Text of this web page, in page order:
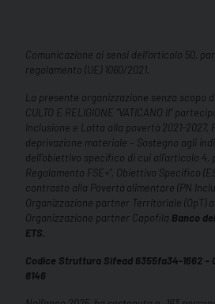
Comunicazione ai sensi dell’articolo 50,
regolamento (UE) 1060/2021.
La presente organizzazione senza scopo
CULTO E RELIGIONE “VATICANO II”
Inclusione e Lotta alla povertà 2021-2027,
deprivazione materiale – Sostegno agli
dell’obiettivo specifico di cui all’articolo 4,
Regolamento FSE+”, Obiettivo Specifico
contrasto alla Povertà alimentare (PN
Organizzazione partner Territoriale (OpT)
Organizzazione partner Capofila Banco
ETS.
Codice Struttura Sifead 6355fa34-1662 –
8146